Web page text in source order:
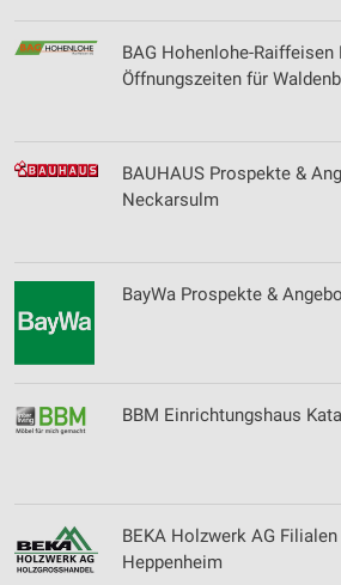
BAG Hohenlohe-Raiffeisen
Öffnungszeiten für
BAUHAUS Prospekte &
Neckarsulm
BayWa Prospekte &
BBM Einrichtungshaus
BEKA Holzwerk AG
Heppenheim